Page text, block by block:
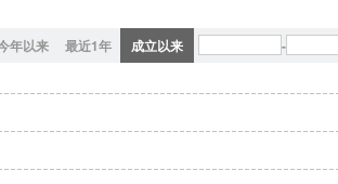
年以来 最近1年 成立以来 -